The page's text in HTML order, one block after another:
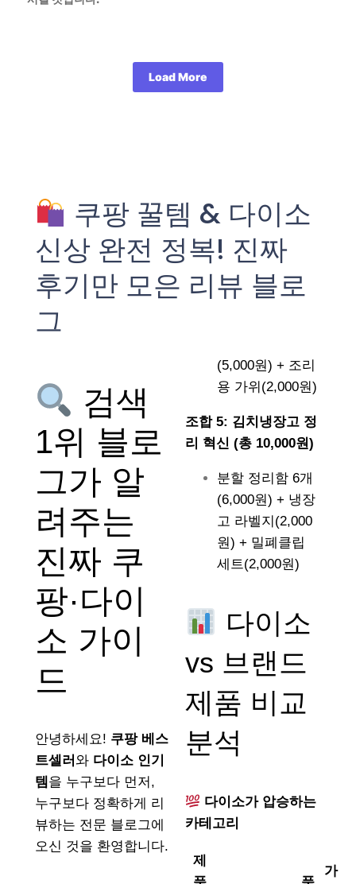
Load More
쿠팡 꿀템 & 다이소
신상 완전 정복! 진짜
후기만 모은 리뷰 블로
그
검색
1위 블로
그가 알
려주는
진짜 쿠
팡·다이
소 가이
드
안녕하세요! 쿠팡 베스
트셀러 와 다이소 인기
템 을 누구보다 먼저,
누구보다 정확하게 리
뷰하는 전문 블로그에
오신 것을 환영합니다.
(5,000원) + 조리
용 가위(2,000원)
조합 5: 김치냉장고 정
리 혁신 (총 10,000원)
분할 정리함 6개
(6,000원) + 냉장
고 라벨지(2,000
원) + 밀폐클립
세트(2,000원)
다이소
vs 브랜드
제품 비교
분석
다이소가 압승하는
카테고리
제
가